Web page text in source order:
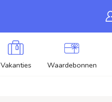
Vakanties Waardebonnen